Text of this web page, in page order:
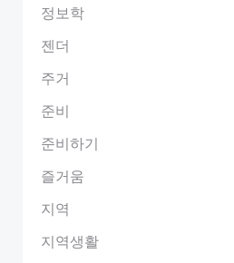
정보학
젠더
주거
준비
준비하기
즐거움
지역
지역생활